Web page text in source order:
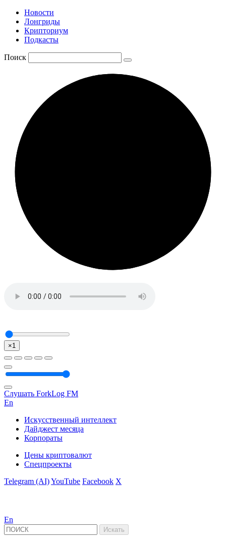
Новости
Лонгриды
Крипториум
Подкасты
Поиск
×1
Слушать ForkLog FM
En
Искусственный интеллект
Дайджест месяца
Корпораты
Цены криптовалют
Спецпроекты
Telegram (AI)YouTube Facebook X
En